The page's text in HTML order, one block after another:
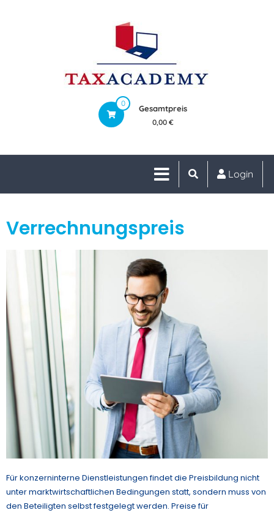
0
Gesamtpreis
0,00 €
Login
Verrechnungspreis
Für konzerninterne Dienstleistungen findet die Preisbildung nicht
unter marktwirtschaftlichen Bedingungen statt, sondern muss von
den Beteiligten selbst festgelegt werden. Preise für